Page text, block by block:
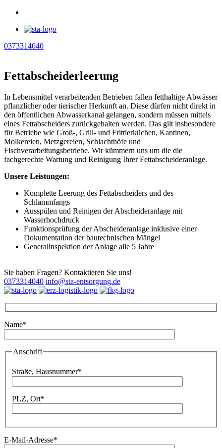
0373314040
Fettabscheiderleerung
In Lebensmittel verarbeitenden Betrieben fallen fetthaltige Abwässer
pflanzlicher oder tierischer Herkunft an. Diese dürfen nicht direkt in
den öffentlichen Abwasserkanal gelangen, sondern müssen mittels
eines Fettabscheiders zurückgehalten werden. Das gilt insbesondere
für Betriebe wie Groß-, Grill- und Frittierküchen, Kantinen,
Molkereien, Metzgereien, Schlachthöfe und
Fischverarbeitungsbetriebe. Wir kümmern uns um die die
fachgerechte Wartung und Reinigung Ihrer Fettabscheideranlage.
Unsere Leistungen:
Komplette Leerung des Fettabscheiders und des
Schlammfangs
Ausspülen und Reinigen der Abscheideranlage mit
Wasserhochdruck
Funktionsprüfung der Abscheideranlage inklusive einer
Dokumentation der bautechnischen Mängel
Generalinspektion der Anlage alle 5 Jahre
Sie haben Fragen? Kontaktieren Sie uns!
0373314040 info@sta-entsorgung.de
Name*
Bitte lassen Sie dieses Feld leer.
Anschrift
Straße, Hausnummer*
PLZ, Ort*
E-Mail-Adresse*